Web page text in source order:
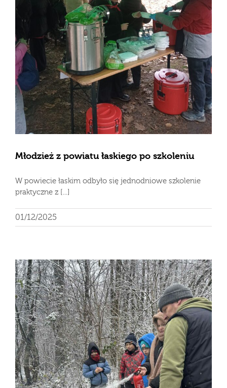
Młodzież z powiatu łaskiego po szkoleniu
W powiecie łaskim odbyło się jednodniowe szkolenie
praktyczne z [...]
01/12/2025